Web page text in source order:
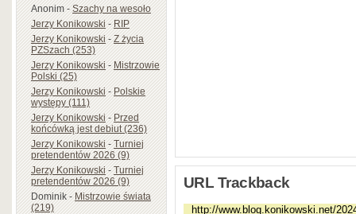
Anonim-Szachy na wesoło
Jerzy Konikowski-RIP
Jerzy Konikowski-Z życia
PZSzach (253)
Jerzy Konikowski-Mistrzowie
Polski (25)
Jerzy Konikowski-Polskie
występy (111)
Jerzy Konikowski-Przed
końcówką jest debiut (236)
Jerzy Konikowski-Turniej
pretendentów 2026 (9)
Jerzy Konikowski-Turniej
pretendentów 2026 (9)
Dominik-Mistrzowie świata
(219)
URL Trackback